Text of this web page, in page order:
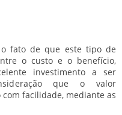
fato de que este tipo de
o custo e o benefício,
investimento a ser
que o valor
facilidade, mediante as